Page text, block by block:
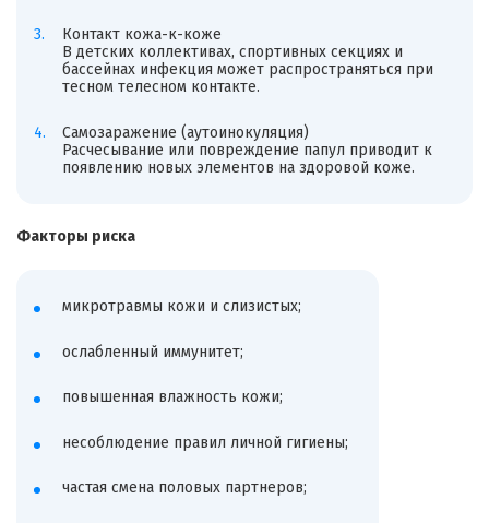
Контакт кожа-к-коже
В детских коллективах, спортивных секциях и
бассейнах инфекция может распространяться при
тесном телесном контакте.
Самозаражение (аутоинокуляция)
Расчесывание или повреждение папул приводит к
появлению новых элементов на здоровой коже.
Факторы риска
микротравмы кожи и слизистых;
ослабленный иммунитет;
повышенная влажность кожи;
несоблюдение правил личной гигиены;
частая смена половых партнеров;